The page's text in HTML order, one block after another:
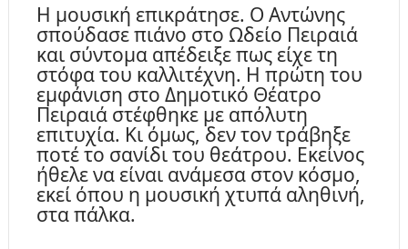
Η μουσική επικράτησε. Ο Αντώνης
σπούδασε πιάνο στο Ωδείο Πειραιά
και σύντομα απέδειξε πως είχε τη
στόφα του καλλιτέχνη. Η πρώτη του
εμφάνιση στο Δημοτικό Θέατρο
Πειραιά στέφθηκε με απόλυτη
επιτυχία. Κι όμως, δεν τον τράβηξε
ποτέ το σανίδι του θεάτρου. Εκείνος
ήθελε να είναι ανάμεσα στον κόσμο,
εκεί όπου η μουσική χτυπά αληθινή,
στα πάλκα.